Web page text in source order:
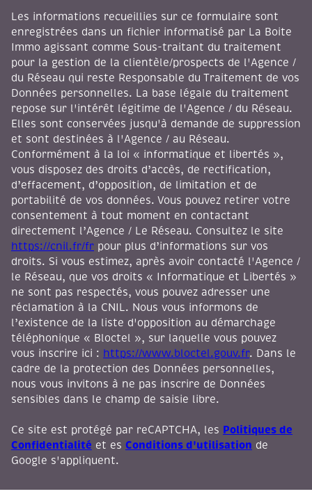
Les informations recueillies sur ce formulaire sont
enregistrées dans un fichier informatisé par La Boite
Immo agissant comme Sous-traitant du traitement
pour la gestion de la clientèle/prospects de l'Agence /
du Réseau qui reste Responsable du Traitement de vos
Données personnelles. La base légale du traitement
repose sur l'intérêt légitime de l'Agence / du Réseau.
Elles sont conservées jusqu'à demande de suppression
et sont destinées à l'Agence / au Réseau.
Conformément à la loi « informatique et libertés »,
vous disposez des droits d’accès, de rectification,
d’effacement, d’opposition, de limitation et de
portabilité de vos données. Vous pouvez retirer votre
consentement à tout moment en contactant
directement l’Agence / Le Réseau. Consultez le site
https://cnil.fr/fr pour plus d’informations sur vos
droits. Si vous estimez, après avoir contacté l'Agence /
le Réseau, que vos droits « Informatique et Libertés »
ne sont pas respectés, vous pouvez adresser une
réclamation à la CNIL. Nous vous informons de
l’existence de la liste d'opposition au démarchage
téléphonique « Bloctel », sur laquelle vous pouvez
vous inscrire ici : https://www.bloctel.gouv.fr. Dans le
cadre de la protection des Données personnelles,
nous vous invitons à ne pas inscrire de Données
sensibles dans le champ de saisie libre.
Ce site est protégé par reCAPTCHA, les Politiques de
Confidentialité et es Conditions d'utilisation de
Google s'appliquent.